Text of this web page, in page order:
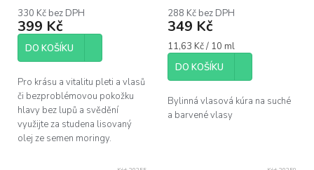
330 Kč bez DPH
399 Kč
DO KOŠÍKU
Pro krásu a vitalitu pleti a vlasů
či bezproblémovou pokožku
hlavy bez lupů a svědění
využijte za studena lisovaný
olej ze semen moringy.
produktu
je
z
hvězdiček.
288 Kč bez DPH
349 Kč
Měrná
cena:
11,63 Kč / 10 ml
DO KOŠÍKU
Bylinná vlasová kúra na suché
a barvené vlasy